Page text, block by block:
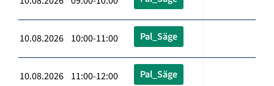
10.08.2026 10:00-11:00 Pal_Säge
10.08.2026 11:00-12:00 Pal_Säge